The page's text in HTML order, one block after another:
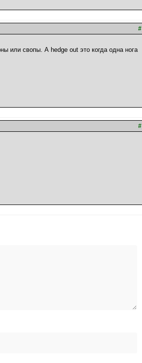
#
или свопы. А hedge out это когда одна нога
#